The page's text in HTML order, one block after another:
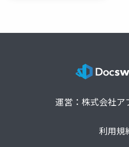
運営：株式会社ア
利用規